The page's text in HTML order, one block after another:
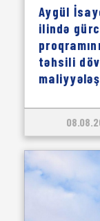
Aygül
ilində
təhsili